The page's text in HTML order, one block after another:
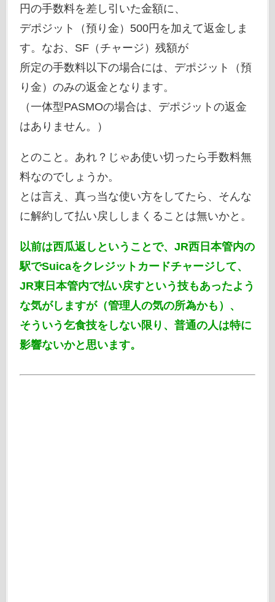
円の手数料を差し引いた金額に、
デポジット（預り金）500円を加えて返金しま
す。なお、SF（チャージ）残額が
所定の手数料以下の場合には、デポジット（預
り金）のみの返金となります。
（一体型PASMOの場合は、デポジットの返金
はありません。）
とのこと。あれ？じゃあ使い切ったら手数料無
料なのでしょうか。
とは言え、真っ当な使い方をしてたら、そんな
に解約して払い戻ししまくることは無いかと。
以前は西瓜返しということで、JR西日本管内の
駅でSuicaをクレジットカードチャージして、
JR東日本管内で払い戻すという技もあったよう
な気がしますが（管理人の気の所為かも）、
そういう乞食技をしない限り、普通の人は特に
影響ないかと思います。